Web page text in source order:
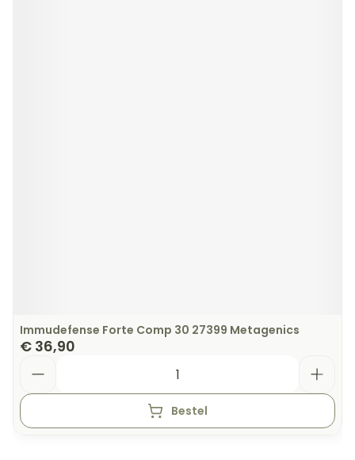
Immudefense Forte Comp 30 27399 Metagenics
€ 36,90
Bestel